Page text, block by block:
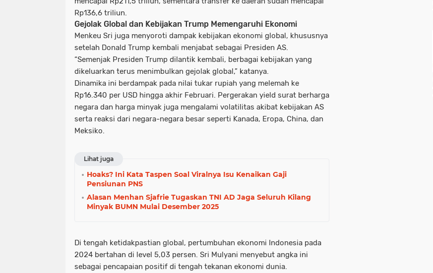
Rp136,6 triliun.
Gejolak Global dan Kebijakan Trump Memengaruhi Ekonomi
Menkeu Sri juga menyoroti dampak kebijakan ekonomi global, khususnya
setelah Donald Trump kembali menjabat sebagai Presiden AS.
“Semenjak Presiden Trump dilantik kembali, berbagai kebijakan yang
dikeluarkan terus menimbulkan gejolak global,” katanya.
Dinamika ini berdampak pada nilai tukar rupiah yang melemah ke
Rp16.340 per USD hingga akhir Februari. Pergerakan yield surat berharga
negara dan harga minyak juga mengalami volatilitas akibat kebijakan AS
serta reaksi dari negara-negara besar seperti Kanada, Eropa, China, dan
Meksiko.
Lihat juga
Hoaks? Ini Kata Taspen Soal Viralnya Isu Kenaikan Gaji
Pensiunan PNS
Alasan Menhan Sjafrie Tugaskan TNI AD Jaga Seluruh Kilang
Minyak BUMN Mulai Desember 2025
Di tengah ketidakpastian global, pertumbuhan ekonomi Indonesia pada
2024 bertahan di level 5,03 persen. Sri Mulyani menyebut angka ini
sebagai pencapaian positif di tengah tekanan ekonomi dunia.